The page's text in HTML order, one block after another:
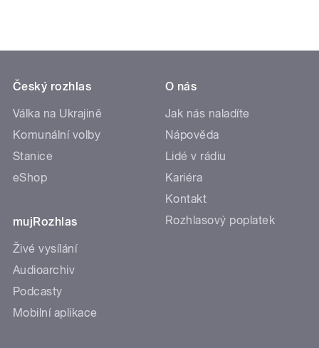
Český rozhlas
Válka na Ukrajině
Komunální volby
Stanice
eShop
mujRozhlas
Živé vysílání
Audioarchiv
Podcasty
Mobilní aplikace
O nás
Jak nás naladíte
Nápověda
Lidé v rádiu
Kariéra
Kontakt
Rozhlasový poplatek